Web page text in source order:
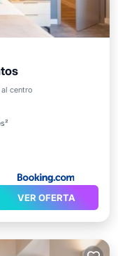
centro
VER OFERTA